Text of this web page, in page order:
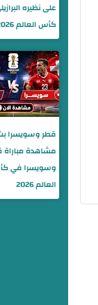
على نظيره
كأس العالم 2026
قطر وسويسرا
مشاهدة مباراة
وسويسرا في
العالم 2026